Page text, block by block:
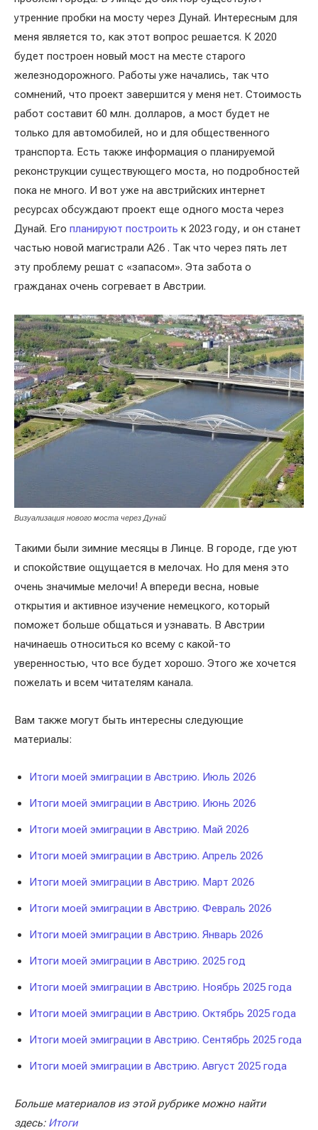
утренние пробки на мосту через Дунай. Интересным для
меня является то, как этот вопрос решается. К 2020
будет построен новый мост на месте старого
железнодорожного. Работы уже начались, так что
сомнений, что проект завершится у меня нет. Стоимость
работ составит 60 млн. долларов, а мост будет не
только для автомобилей, но и для общественного
транспорта. Есть также информация о планируемой
реконструкции существующего моста, но подробностей
пока не много. И вот уже на австрийских интернет
ресурсах обсуждают проект еще одного моста через
Дунай. Его планируют построить к 2023 году, и он станет
частью новой магистрали А26 . Так что через пять лет
эту проблему решат с «запасом». Эта забота о
гражданах очень согревает в Австрии.
Визуализация нового моста через Дунай
Такими были зимние месяцы в Линце. В городе, где уют
и спокойствие ощущается в мелочах. Но для меня это
очень значимые мелочи! А впереди весна, новые
открытия и активное изучение немецкого, который
поможет больше общаться и узнавать. В Австрии
начинаешь относиться ко всему с какой-то
уверенностью, что все будет хорошо. Этого же хочется
пожелать и всем читателям канала.
Вам также могут быть интересны следующие
материалы:
Итоги моей эмиграции в Австрию. Июль 2026
Итоги моей эмиграции в Австрию. Июнь 2026
Итоги моей эмиграции в Австрию. Май 2026
Итоги моей эмиграции в Австрию. Апрель 2026
Итоги моей эмиграции в Австрию. Март 2026
Итоги моей эмиграции в Австрию. Февраль 2026
Итоги моей эмиграции в Австрию. Январь 2026
Итоги моей эмиграции в Австрию. 2025 год
Итоги моей эмиграции в Австрию. Ноябрь 2025 года
Итоги моей эмиграции в Австрию. Октябрь 2025 года
Итоги моей эмиграции в Австрию. Сентябрь 2025 года
Итоги моей эмиграции в Австрию. Август 2025 года
Больше материалов из этой рубрике можно найти
здесь: Итоги